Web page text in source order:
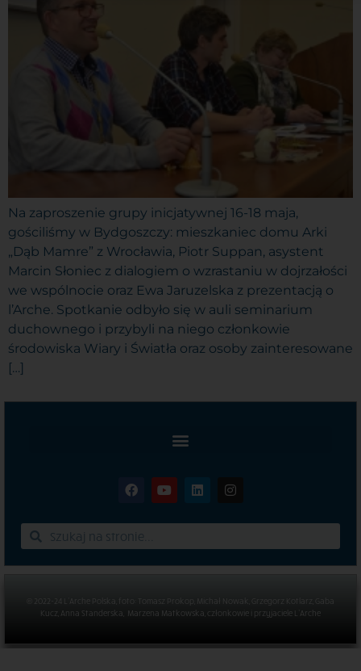
Na zaproszenie grupy inicjatywnej 16-18 maja,
gościliśmy w Bydgoszczy: mieszkaniec domu Arki
„Dąb Mamre” z Wrocławia, Piotr Suppan, asystent
Marcin Słoniec z dialogiem o wzrastaniu w dojrzałości
we wspólnocie oraz Ewa Jaruzelska z prezentacją o
l’Arche. Spotkanie odbyło się w auli seminarium
duchownego i przybyli na niego członkowie
środowiska Wiary i Światła oraz osoby zainteresowane
[…]
© 2022-24 L’Arche Polska, foto: Tomasz Prokop, Michał Nowak, Grzegorz Kotlarz, Gaba
Kucz, Anna Standerska, Marzena Matkowska, członkowie i przyjaciele L’Arche